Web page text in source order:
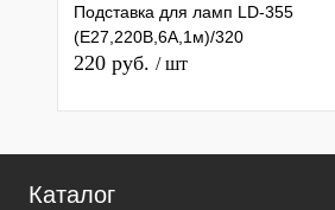
Подставка для ламп LD-355
(E27,220В,6А,1м)/320
220 руб. / шт
Каталог